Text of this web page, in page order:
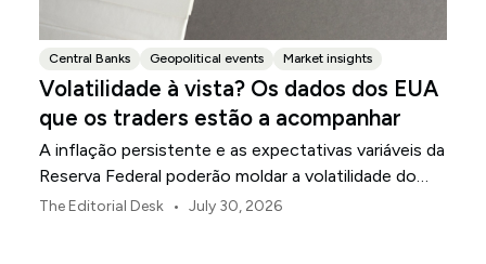
Central Banks Geopolitical events Market insights
Volatilidade à vista? Os dados dos EUA
que os traders estão a acompanhar
A inflação persistente e as expectativas variáveis da
Reserva Federal poderão moldar a volatilidade do
mercado dos EUA ao longo de agosto.
The Editorial Desk • July 30, 2026